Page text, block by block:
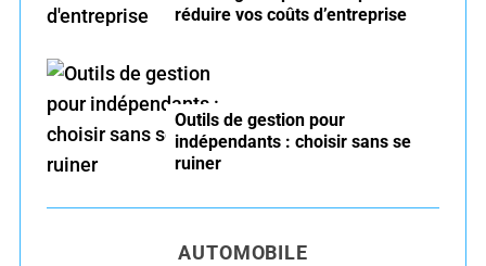
réduire vos coûts d’entreprise
Outils de gestion pour
indépendants : choisir sans se
ruiner
AUTOMOBILE